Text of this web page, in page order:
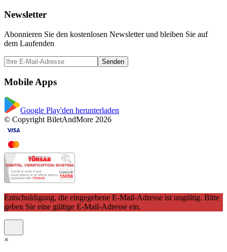
Newsletter
Abonnieren Sie den kostenlosen Newsletter und bleiben Sie auf
dem Laufenden
Senden
Mobile Apps
Google Play'den herunterladen
© Copyright BiletAndMore 2026
Entschuldigung, die eingegebene E-Mail-Adresse ist ungültig. Bitte
geben Sie eine gültige E-Mail-Adresse ein.
×